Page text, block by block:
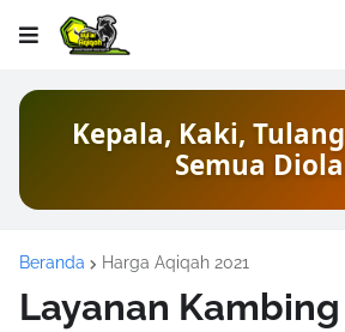
Kepala, Kaki,
Semua
Beranda Harga Aqiqah 2021
Layanan